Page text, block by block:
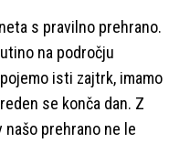
s pravilno prehrano.
na področju
isti zajtrk, imamo
se konča dan. Z
prehrano ne le